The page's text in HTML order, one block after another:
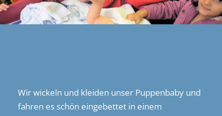
Wir wickeln und kleiden unser Puppenbaby und
fahren es schön eingebettet in einem